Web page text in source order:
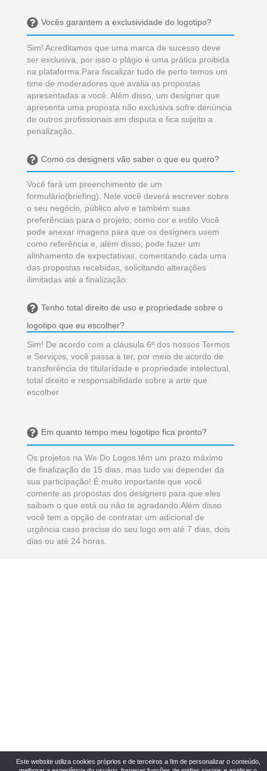
Vocês garantem a exclusividade do logotipo?
Sim! Acreditamos que uma marca de sucesso deve
ser exclusiva, por isso o plágio é uma prática proibida
na plataforma.Para fiscalizar tudo de perto temos um
time de moderadores que avalia as propostas
apresentadas a você. Além disso, um designer que
apresenta uma proposta não exclusiva sofre denúncia
de outros profissionais em disputa e fica sujeito a
penalização.
Como os designers vão saber o que eu quero?
Você fará um preenchimento de um
formulário(briefing). Nele você deverá escrever sobre
o seu negócio, público alvo e também suas
preferências para o projeto, como cor e estilo.Você
pode anexar imagens para que os designers usem
como referência e, além disso, pode fazer um
alinhamento de expectativas, comentando cada uma
das propostas recebidas, solicitando alterações
ilimitadas até a finalização.
Tenho total direito de uso e propriedade sobre o
logotipo que eu escolher?
Sim! De acordo com a cláusula 6ª dos nossos Termos
e Serviços, você passa a ter, por meio de acordo de
transferência de titularidade e propriedade intelectual,
total direito e responsabilidade sobre a arte que
escolher
Em quanto tempo meu logotipo fica pronto?
Os projetos na We Do Logos têm um prazo máximo
de finalização de 15 dias, mas tudo vai depender da
sua participação! É muito importante que você
comente as propostas dos designers para que eles
saibam o que está ou não te agradando.Além disso
você tem a opção de contratar um adicional de
urgência caso precise do seu logo em até 7 dias, dois
dias ou até 24 horas.